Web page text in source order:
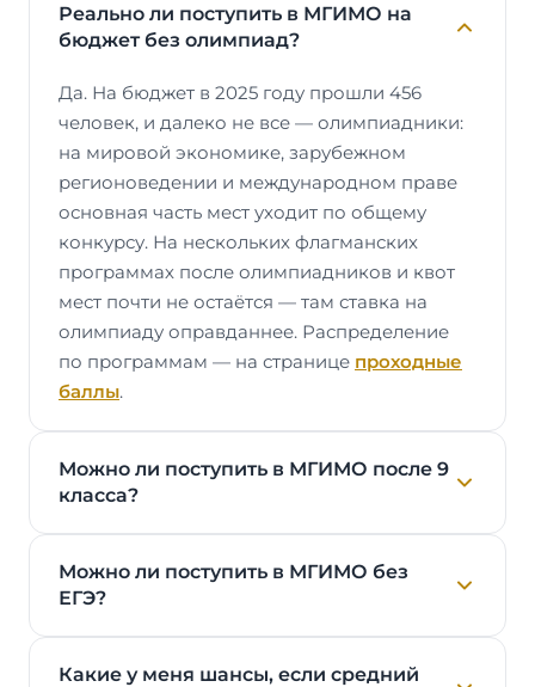
Реально ли поступить в МГИМО на
бюджет без олимпиад?
Да. На бюджет в 2025 году прошли 456
человек, и далеко не все — олимпиадники:
на мировой экономике, зарубежном
регионоведении и международном праве
основная часть мест уходит по общему
конкурсу. На нескольких флагманских
программах после олимпиадников и квот
мест почти не остаётся — там ставка на
олимпиаду оправданнее. Распределение
по программам — на странице проходные
баллы.
Можно ли поступить в МГИМО после 9
класса?
Можно ли поступить в МГИМО без
ЕГЭ?
Какие у меня шансы, если средний